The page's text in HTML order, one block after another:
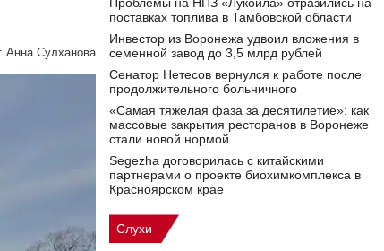
Анна Сулханова
Проблемы на НПЗ «Лукойла» отразились на
поставках топлива в Тамбовской области
Инвестор из Воронежа удвоил вложения в
семенной завод до 3,5 млрд рублей
Сенатор Нетесов вернулся к работе после
продолжительного больничного
«Самая тяжелая фаза за десятилетие»: как
массовые закрытия ресторанов в Воронеже
стали новой нормой
Segezha договорилась с китайскими
партнерами о проекте биохимкомплекса в
Красноярском крае
Слухи